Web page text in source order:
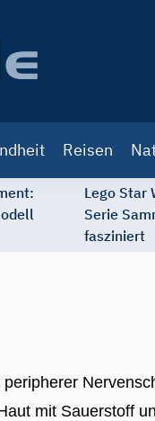
Reisen
Lego Star
Serie
fasziniert
mit Sauerstoff